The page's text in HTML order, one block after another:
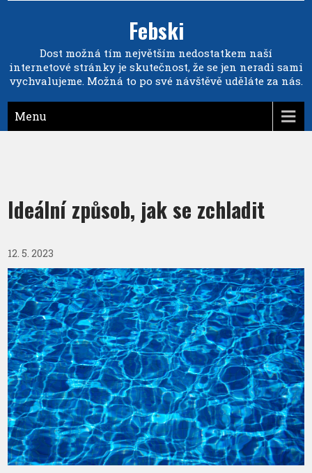
Febski
Dost možná tím největším nedostatkem naší
internetové stránky je skutečnost, že se jen neradi sami
vychvalujeme. Možná to po své návštěvě uděláte za nás.
Menu
Ideální způsob, jak se zchladit
12. 5. 2023